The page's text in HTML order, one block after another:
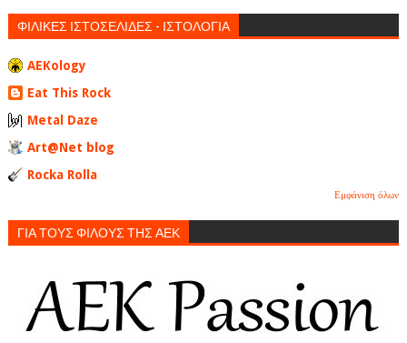
ΦΙΛΙΚΕΣ ΙΣΤΟΣΕΛΙΔΕΣ - ΙΣΤΟΛΟΓΙΑ
AEKology
Eat This Rock
Metal Daze
Art@Net blog
Rocka Rolla
Εμφάνιση όλων
ΓΙΑ ΤΟΥΣ ΦΙΛΟΥΣ ΤΗΣ ΑΕΚ